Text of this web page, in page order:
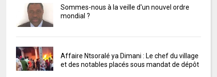
Sommes-nous à la veille d'un nouvel ordre
mondial ?
Affaire Ntsoralé ya Dimani : Le chef du village
et des notables placés sous mandat de dépôt